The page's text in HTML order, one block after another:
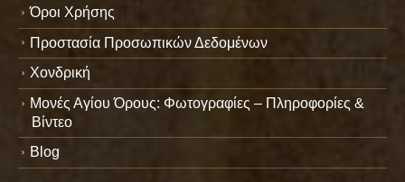
Όροι Χρήσης
Προστασία Προσωπικών Δεδομένων
Χονδρική
Μονές Αγίου Όρους: Φωτογραφίες – Πληροφορίες &
Βίντεο
Blog